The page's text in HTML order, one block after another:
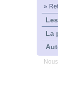
»
La